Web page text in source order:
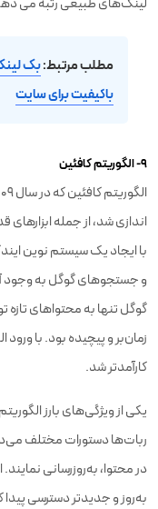
مطلب مرتبط:
باکیفیت برای سایت
۹- الگوریتم کافئین
اندازی شد، از جمله
با ایجاد یک سیستم نوین
و جستجوهای گوگل به وجود
گوگل تنها به محتواهای
زمان‌بر و پیچیده بود. با ورود
کارآمدتر شد.
یکی از ویژگی‌های بارز
ربات‌ها دستورات مختلف
در محتوا، به‌روزرسانی
به‌روز و جدیدتر دسترسی پیدا